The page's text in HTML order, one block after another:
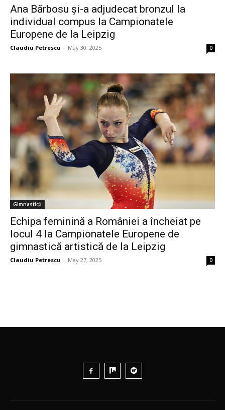
Ana Bărbosu și-a adjudecat bronzul la
individual compus la Campionatele
Europene de la Leipzig
Claudiu Petrescu - May 30, 2025 0
Gimnastică
Echipa feminină a României a încheiat pe
locul 4 la Campionatele Europene de
gimnastică artistică de la Leipzig
Claudiu Petrescu - May 27, 2025 0